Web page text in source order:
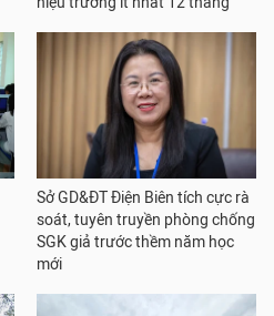
Sở GD&ĐT Điện Biên tích cực rà
soát, tuyên truyền phòng chống
SGK giả trước thềm năm học
mới